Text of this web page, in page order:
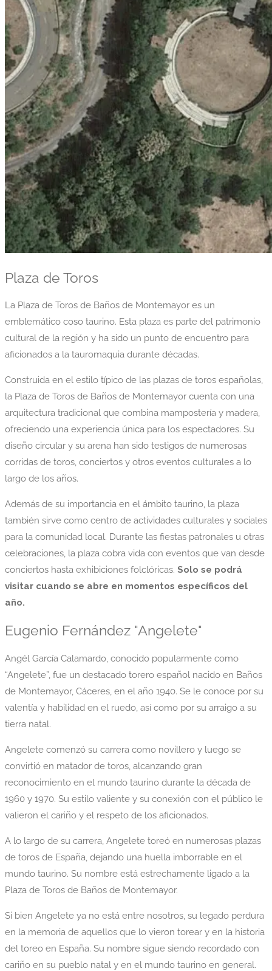
Plaza de Toros
La Plaza de Toros de Baños de Montemayor es un
emblemático coso taurino. Esta plaza es parte del patrimonio
cultural de la región y ha sido un punto de encuentro para
aficionados a la tauromaquia durante décadas.
Construida en el estilo típico de las plazas de toros españolas,
la Plaza de Toros de Baños de Montemayor cuenta con una
arquitectura tradicional que combina mampostería y madera,
ofreciendo una experiencia única para los espectadores. Su
diseño circular y su arena han sido testigos de numerosas
corridas de toros, conciertos y otros eventos culturales a lo
largo de los años.
Además de su importancia en el ámbito taurino, la plaza
también sirve como centro de actividades culturales y sociales
para la comunidad local. Durante las fiestas patronales u otras
celebraciones, la plaza cobra vida con eventos que van desde
conciertos hasta exhibiciones folclóricas. Solo se podrá
visitar cuando se abre en momentos específicos del
año.
Eugenio Fernández "Angelete"
Angél García Calamardo, conocido popularmente como
“Angelete”, fue un destacado torero español nacido en Baños
de Montemayor, Cáceres, en el año 1940. Se le conoce por su
valentía y habilidad en el ruedo, así como por su arraigo a su
tierra natal.
Angelete comenzó su carrera como novillero y luego se
convirtió en matador de toros, alcanzando gran
reconocimiento en el mundo taurino durante la década de
1960 y 1970. Su estilo valiente y su conexión con el público le
valieron el cariño y el respeto de los aficionados.
A lo largo de su carrera, Angelete toreó en numerosas plazas
de toros de España, dejando una huella imborrable en el
mundo taurino. Su nombre está estrechamente ligado a la
Plaza de Toros de Baños de Montemayor.
Si bien Angelete ya no está entre nosotros, su legado perdura
en la memoria de aquellos que lo vieron torear y en la historia
del toreo en España. Su nombre sigue siendo recordado con
cariño en su pueblo natal y en el mundo taurino en general.